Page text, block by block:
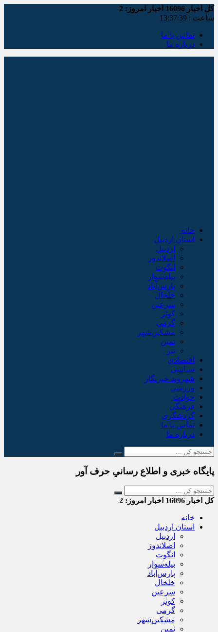
کل اخبار اخبار امروز: 2
ساعت : 13:37:39
تماس با ما
درباره ما
خانه
استان اردبیل
اردبیل
اصلاندوز
انگوت
بیله‌سوار
پارس‌آباد
خلخال
سرعین
کوثر
گرمی
مشکین‌شهر
نمین
نیر
اقتصادی
سیاسی
شهروند خبرنگار
ورزشی
حوادث
فرهنگی
گردشگری
تماس با ما
درباره ما
پایگاه خبری و اطلاع رساني حرف آور
کل اخبار اخبار امروز: 2
خانه
استان اردبیل
اردبیل
اصلاندوز
انگوت
بیله‌سوار
پارس‌آباد
خلخال
سرعین
کوثر
گرمی
مشکین‌شهر
نمین